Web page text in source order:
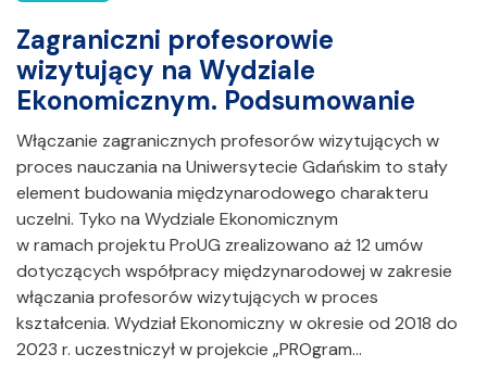
Zagraniczni profesorowie
wizytujący na Wydziale
Ekonomicznym. Podsumowanie
Włączanie zagranicznych profesorów wizytujących w
proces nauczania na Uniwersytecie Gdańskim to stały
element budowania międzynarodowego charakteru
uczelni. Tyko na Wydziale Ekonomicznym
w ramach projektu ProUG zrealizowano aż 12 umów
dotyczących współpracy międzynarodowej w zakresie
włączania profesorów wizytujących w proces
kształcenia. Wydział Ekonomiczny w okresie od 2018 do
2023 r. uczestniczył w projekcie „PROgram…